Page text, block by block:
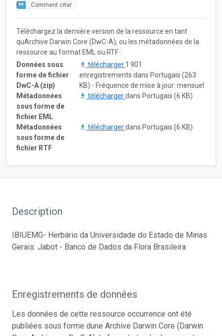
Comment citer
Téléchargez la dernière version de la ressource en tant
quArchive Darwin Core (DwC-A), ou les métadonnées de la
ressource au format EML ou RTF :
Données sous
forme de fichier
DwC-A (zip)
télécharger 1 901
enregistrements dans Portugais (263
KB) - Fréquence de mise à jour: mensuel
Métadonnées
sous forme de
fichier EML
téléchargerdans Portugais (6 KB)
Métadonnées
sous forme de
fichier RTF
téléchargerdans Portugais (6 KB)
Description
IBIUEMG- Herbário da Universidade do Estado de Minas
Gerais. Jabot - Banco de Dados da Flora Brasileira
Enregistrements de données
Les données de cette ressource occurrence ont été
publiées sous forme dune Archive Darwin Core (Darwin